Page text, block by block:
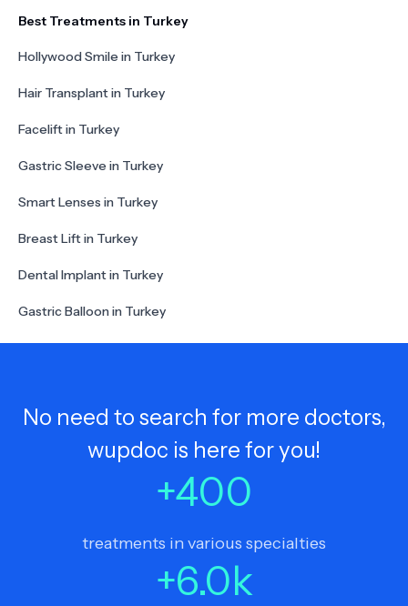
Best Treatments in Turkey
Hollywood Smile in Turkey
Hair Transplant in Turkey
Facelift in Turkey
Gastric Sleeve in Turkey
Smart Lenses in Turkey
Breast Lift in Turkey
Dental Implant in Turkey
Gastric Balloon in Turkey
No need to search for more doctors,
wupdoc is here for you!
+400
treatments in various specialties
+6.0k